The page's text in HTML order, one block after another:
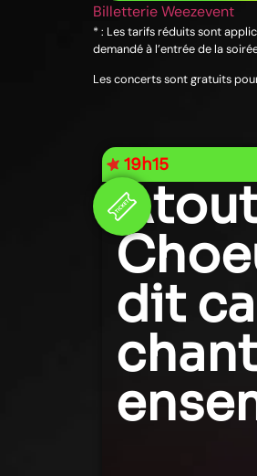
Billetterie Weezevent
* : Les tarifs réduits sont
demandé à l’entrée de la
Les concerts sont gratuits
19h15
dit